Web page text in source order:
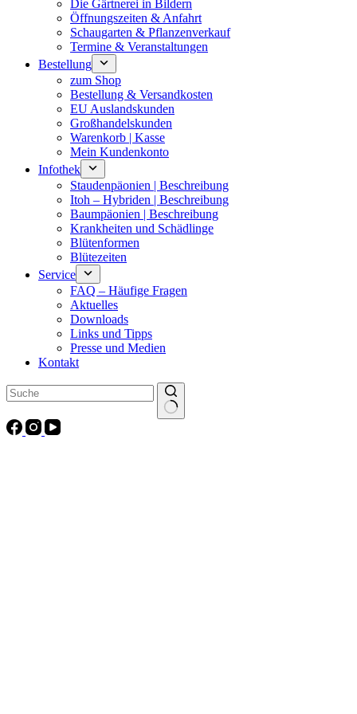
Die Gärtnerei in Bildern
Öffnungszeiten & Anfahrt
Schaugarten & Pflanzenverkauf
Termine & Veranstaltungen
Bestellung
zum Shop
Bestellung & Versandkosten
EU Auslandskunden
Großhandelskunden
Warenkorb | Kasse
Mein Kundenkonto
Infothek
Staudenpäonien | Beschreibung
Itoh – Hybriden | Beschreibung
Baumpäonien | Beschreibung
Krankheiten und Schädlinge
Blütenformen
Blütezeiten
Service
FAQ – Häufige Fragen
Aktuelles
Downloads
Links und Tipps
Presse und Medien
Kontakt
Keine
Ergebnisse